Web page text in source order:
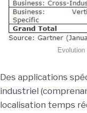
Des applications
industriel
localisation temps